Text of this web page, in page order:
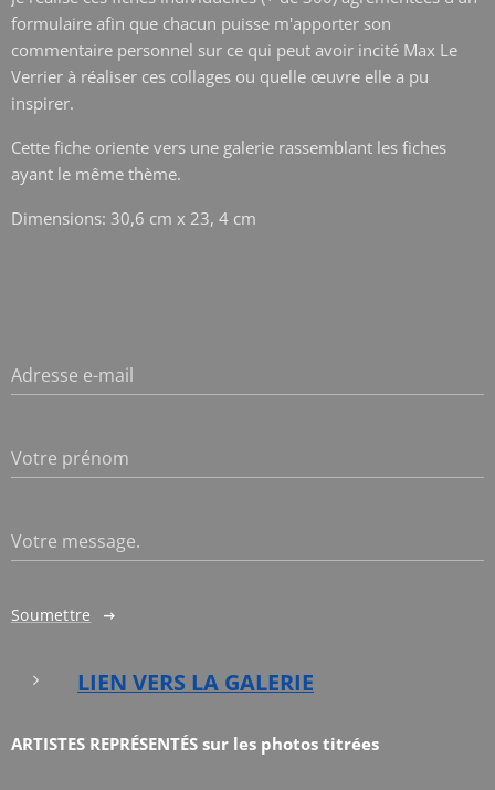
formulaire afin que chacun puisse m'apporter son
commentaire personnel sur ce qui peut avoir incité Max Le
Verrier à réaliser ces collages ou quelle œuvre elle a pu
inspirer.
Cette fiche oriente vers une galerie rassemblant les fiches
ayant le même thème.
Dimensions: 30,6 cm x 23, 4 cm
Adresse e-mail
Votre prénom
Votre message.
Soumettre
LIEN VERS LA GALERIE
ARTISTES REPRÉSENTÉS sur les photos titrées